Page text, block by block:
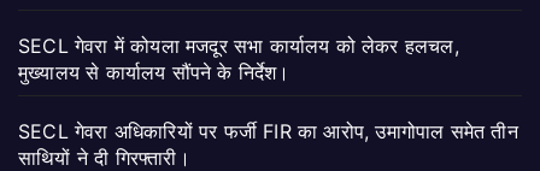
SECL गेवरा में कोयला मजदूर सभा कार्यालय को लेकर हलचल,
मुख्यालय से कार्यालय सौंपने के निर्देश।
SECL गेवरा अधिकारियों पर फर्जी FIR का आरोप, उमागोपाल समेत तीन
साथियों ने दी गिरफ्तारी।